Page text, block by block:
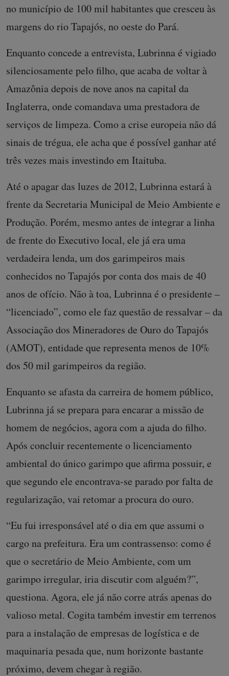
no município de 100 mil habitantes que cresceu às
margens do rio Tapajós, no oeste do Pará.
Enquanto concede a entrevista, Lubrinna é vigiado
silenciosamente pelo filho, que acaba de voltar à
Amazônia depois de nove anos na capital da
Inglaterra, onde comandava uma prestadora de
serviços de limpeza. Como a crise europeia não dá
sinais de trégua, ele acha que é possível ganhar até
três vezes mais investindo em Itaituba.
Até o apagar das luzes de 2012, Lubrinna estará à
frente da Secretaria Municipal de Meio Ambiente e
Produção. Porém, mesmo antes de integrar a linha
de frente do Executivo local, ele já era uma
verdadeira lenda, um dos garimpeiros mais
conhecidos no Tapajós por conta dos mais de 40
anos de ofício. Não à toa, Lubrinna é o presidente –
“licenciado”, como ele faz questão de ressalvar – da
Associação dos Mineradores de Ouro do Tapajós
(AMOT), entidade que representa menos de 10%
dos 50 mil garimpeiros da região.
Enquanto se afasta da carreira de homem público,
Lubrinna já se prepara para encarar a missão de
homem de negócios, agora com a ajuda do filho.
Após concluir recentemente o licenciamento
ambiental do único garimpo que afirma possuir, e
que segundo ele encontrava-se parado por falta de
regularização, vai retomar a procura do ouro.
“Eu fui irresponsável até o dia em que assumi o
cargo na prefeitura. Era um contrassenso: como é
que o secretário de Meio Ambiente, com um
garimpo irregular, iria discutir com alguém?”,
questiona. Agora, ele já não corre atrás apenas do
valioso metal. Cogita também investir em terrenos
para a instalação de empresas de logística e de
maquinaria pesada que, num horizonte bastante
próximo, devem chegar à região.